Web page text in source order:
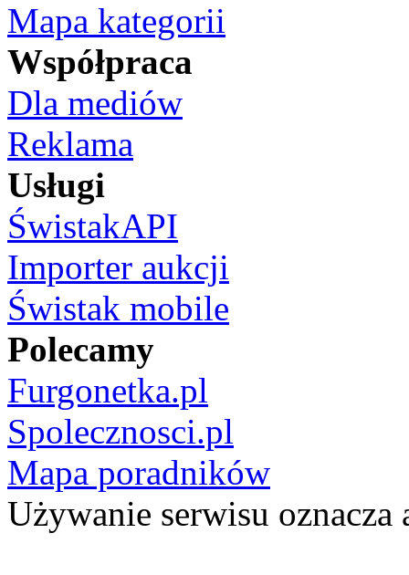
Mapa kategorii
Współpraca
Dla mediów
Reklama
Usługi
ŚwistakAPI
Importer aukcji
Świstak mobile
Polecamy
Furgonetka.pl
Spolecznosci.pl
Mapa poradników
Używanie serwisu oznacza